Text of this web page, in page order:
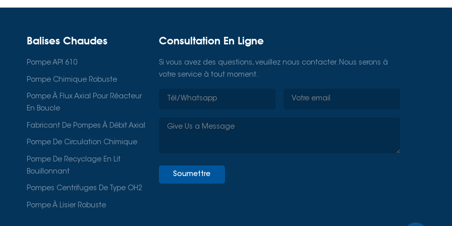
Balises Chaudes
Pompe API 610
Pompe Chimique Robuste
Pompe À Flux Axial Pour Réacteur
En Boucle
Fabricant De Pompes À Débit Axial
Pompe De Circulation Chimique
Pompe De Recyclage En Lit
Bouillonnant
Pompes Centrifuges De Type OH2
Pompe À Lisier Robuste
Consultation En Ligne
Si vous avez des questions, veuillez nous contacter. Nous serons à
votre service à tout moment.
Soumettre